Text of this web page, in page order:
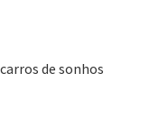
de sonhos